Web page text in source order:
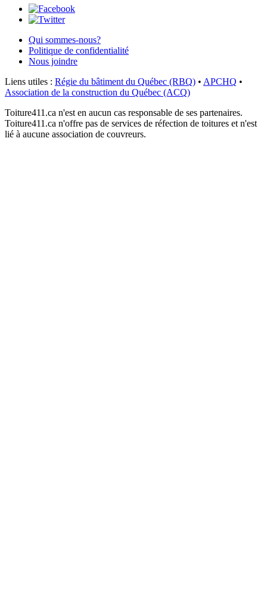
Qui sommes-nous?
Politique de confidentialité
Nous joindre
Liens utiles : Régie du bâtiment du Québec (RBQ) • APCHQ •
Association de la construction du Québec (ACQ)
Toiture411.ca n'est en aucun cas responsable de ses partenaires.
Toiture411.ca n'offre pas de services de réfection de toitures et n'est
lié à aucune association de couvreurs.